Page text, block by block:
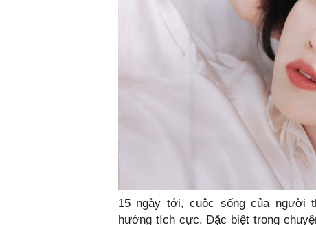
15 ngày tới, cuộc sống của người
hướng tích cực. Đặc biệt trong